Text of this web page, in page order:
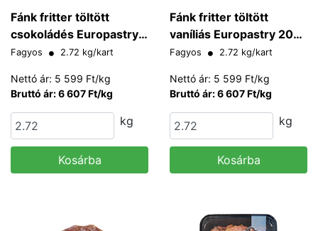
Fánk fritter töltött
csokoládés Europastry
20 g/db
Fagyos 2.72 kg/kart
Nettó ár: 5 599 Ft/kg
Bruttó ár: 6 607 Ft/kg
kg
Kosárba
Fánk fritter töltött
vaníliás Europastry 20
g/db
Fagyos 2.72 kg/kart
Nettó ár: 5 599 Ft/kg
Bruttó ár: 6 607 Ft/kg
kg
Kosárba